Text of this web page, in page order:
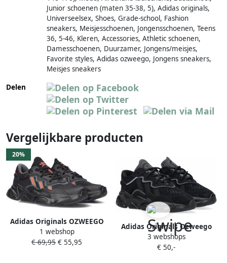
Junior schoenen (maten 35-38, 5), Adidas originals,
Universeelsex, Shoes, Grade-school, Fashion
sneakers, Meisjesschoenen, Jongensschoenen, Teens
36, 5-46, Kleren, Accessories, Athletic schoenen,
Damesschoenen, Duurzamer, Jongens/meisjes,
Favorite styles, Adidas ozweego, Jongens sneakers,
Meisjes sneakers
Delen
Vergelijkbare producten
20%
Adidas Originals OZWEEGO
Schoenen Core Black Solar
Red Grey Six
1 webshop
€ 69,95 € 55,95
Adidas Originals Ozweego
sneakers zwart Mesh Effen
34
3 webshops
€ 50,-